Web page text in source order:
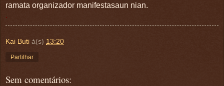
ramata organizador manifestasaun nian.
.
Kai Buti à(s) 13:20
Partilhar
Sem comentários: